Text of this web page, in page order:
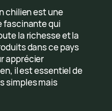
chilien est une
fascinante qui
la richesse et la
dans ce pays
apprécier
il est essentiel de
simples mais